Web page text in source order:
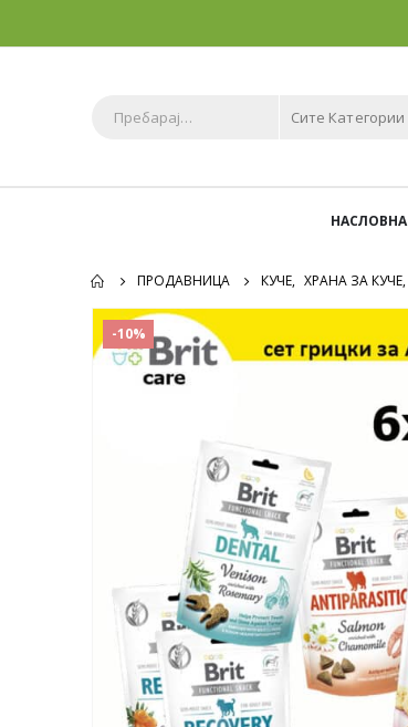
Сите Категории
НАСЛОВНА
ПРОДАВНИЦА КУЧЕ, ХРАНА ЗА КУЧЕ,
-10%